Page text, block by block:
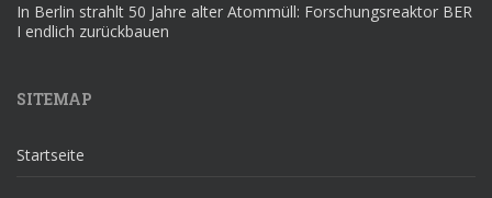
In Berlin strahlt 50 Jahre alter Atommüll: Forschungsreaktor BER
I endlich zurückbauen
SITEMAP
Startseite